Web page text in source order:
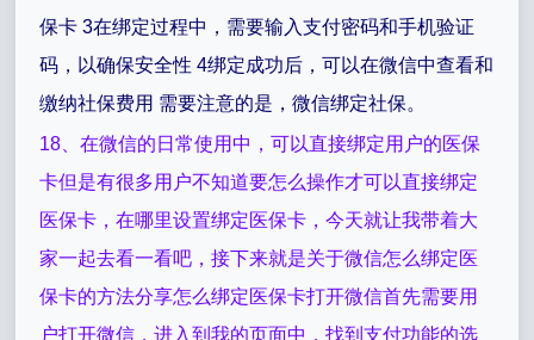
保卡 3在绑定过程中，需要输入支付密码和手机验证
码，以确保安全性 4绑定成功后，可以在微信中查看和
缴纳社保费用 需要注意的是，微信绑定社保。
18、在微信的日常使用中，可以直接绑定用户的医保
卡但是有很多用户不知道要怎么操作才可以直接绑定
医保卡，在哪里设置绑定医保卡，今天就让我带着大
家一起去看一看吧，接下来就是关于微信怎么绑定医
保卡的方法分享怎么绑定医保卡打开微信首先需要用
户打开微信，进入到我的页面中，找到支付功能的选